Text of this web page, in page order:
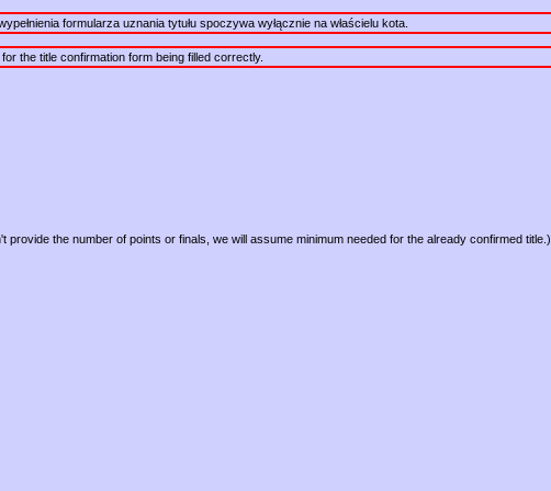
formularza uznania tytułu spoczywa wyłącznie na właścielu kota.
the title confirmation form being filled correctly.
the number of points or finals, we will assume minimum needed for the already confirmed title.)